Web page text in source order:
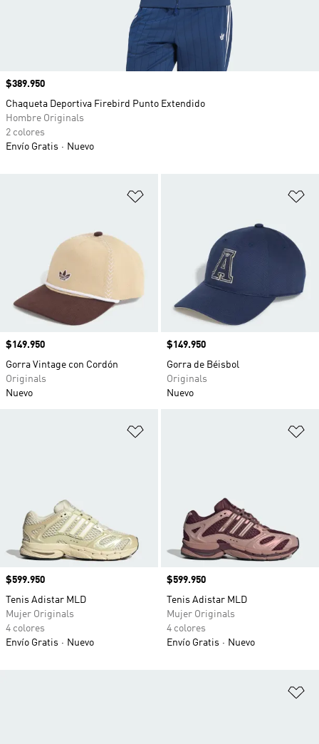
Precio
$149.950
Gorra Vintage con Cordón
Originals
Nuevo
Precio
$149.950
Gorra de Béisbol
Originals
Nuevo
Precio
$599.950
Tenis Adistar MLD
Mujer Originals
4 colores
Envío Gratis
Nuevo
Precio
$599.950
Tenis Adistar MLD
Mujer Originals
4 colores
Envío Gratis
Nuevo
Precio
$389.950
Chaqueta Deportiva Firebird Punto Extendido
Hombre Originals
2 colores
Envío Gratis
Nuevo